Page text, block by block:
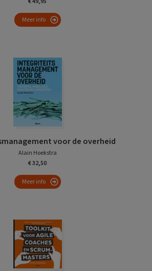
Meer info
voor de overheid
Alain Hoekstra
€ 32,50
Meer info